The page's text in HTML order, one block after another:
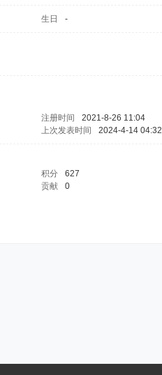
生日 -
注册时间 2021-8-26 11:04
上次发表时间 2024-4-14 04:32
积分 627
贡献 0